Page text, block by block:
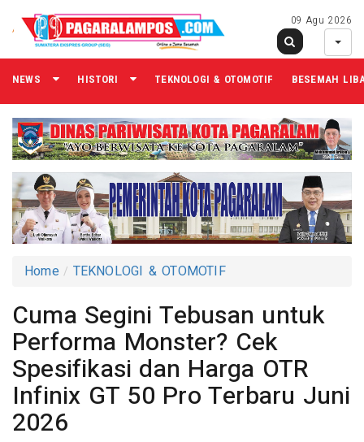
09 Agu 2026
NEWS HISTORI TEKNOLOGI & OTOMOTIF BESEMAH
Home TEKNOLOGI & OTOMOTIF
Cuma Segini Tebusan untuk
Performa Monster? Cek
Spesifikasi dan Harga OTR
Infinix GT 50 Pro Terbaru Juni
2026